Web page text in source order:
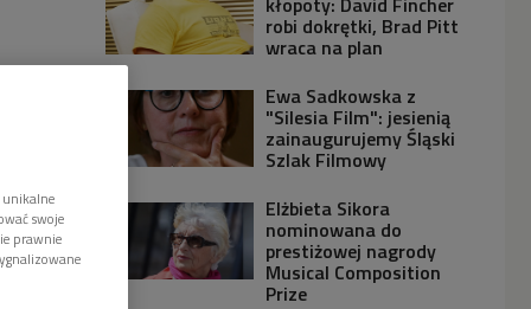
robi dokrętki, Brad Pitt
wraca na plan
Ewa Sadkowska z
"Silesia Film": jesienią
zainaugurujemy Śląski
Szlak Filmowy
Elżbieta Sikora
nominowana do
prestiżowej nagrody
Musical Composition
Prize
swoje
prawnie